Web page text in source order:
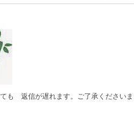
も 返信が遅れます。ご了承くださいま